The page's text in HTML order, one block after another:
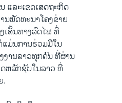
ແລະ​ເຂດ​ເສດຖະກິດ​
ນ​ພັດທະນາ​ໂຄງ​ຂ່າຍ
ເສັ້ນທາງ​ລົດ​ໄຟ​ ທີ່​
ແມ່ນ​ການ​ຮ່ວມ​ມື​ໃນ​
ງານ​ລາວ​ທຸກ​ຄົນ​ ທີ່​ຜ່ານ
ຫລັກ​ຊັບ​ໃນ​ລາວ ທີ່​
.